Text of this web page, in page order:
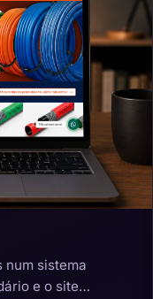
num sistema
e o site